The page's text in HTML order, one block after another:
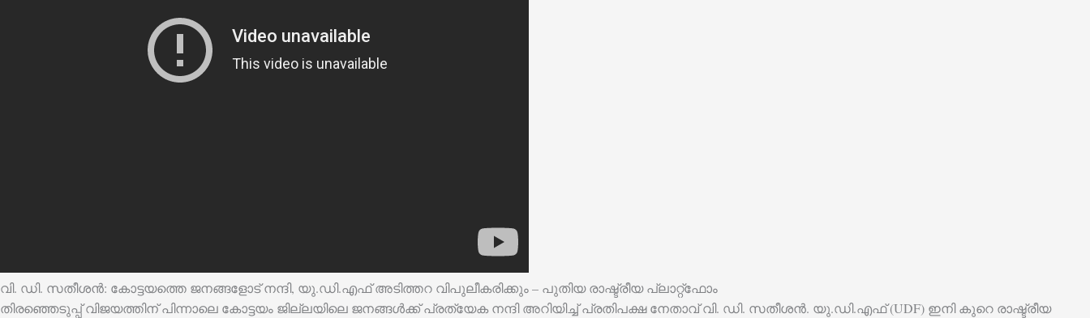
വി. ഡി. സതീശൻ: കോട്ടയത്തെ ജനങ്ങളോട് നന്ദി, യു.ഡി.എഫ് അടിത്തറ വിപുലീകരിക്കും – പുതിയ രാഷ്ട്രീയ പ്ലാറ്റ്‌ഫോം
തിരഞ്ഞെടുപ്പ് വിജയത്തിന് പിന്നാലെ കോട്ടയം ജില്ലയിലെ ജനങ്ങൾക്ക് പ്രത്യേക നന്ദി അറിയിച്ച് പ്രതിപക്ഷ നേതാവ് വി. ഡി. സതീശൻ. യു.ഡി.എഫ് (UDF) ഇനി കുറെ രാഷ്ട്രീയ